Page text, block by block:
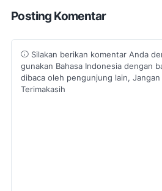
Posting Komentar
Silakan berikan komentar Anda
gunakan Bahasa Indonesia dengan
dibaca oleh pengunjung lain,
Terimakasih